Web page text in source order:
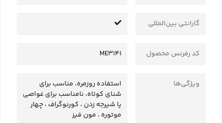
گارانتی بین‌المللی
کد رفرنس محصول ME3141
ویژگی‌ها
استفاده روزمره، مناسب برای
شنای کوتاه، نامناسب برای غواصی
یا شیرجه زدن ، کورنوگراف ، چهار
موتوره ، مون فیز